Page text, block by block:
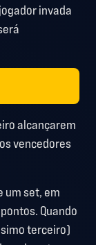
invada
alcançarem
vencedores
um set, em
Quando
terceiro)